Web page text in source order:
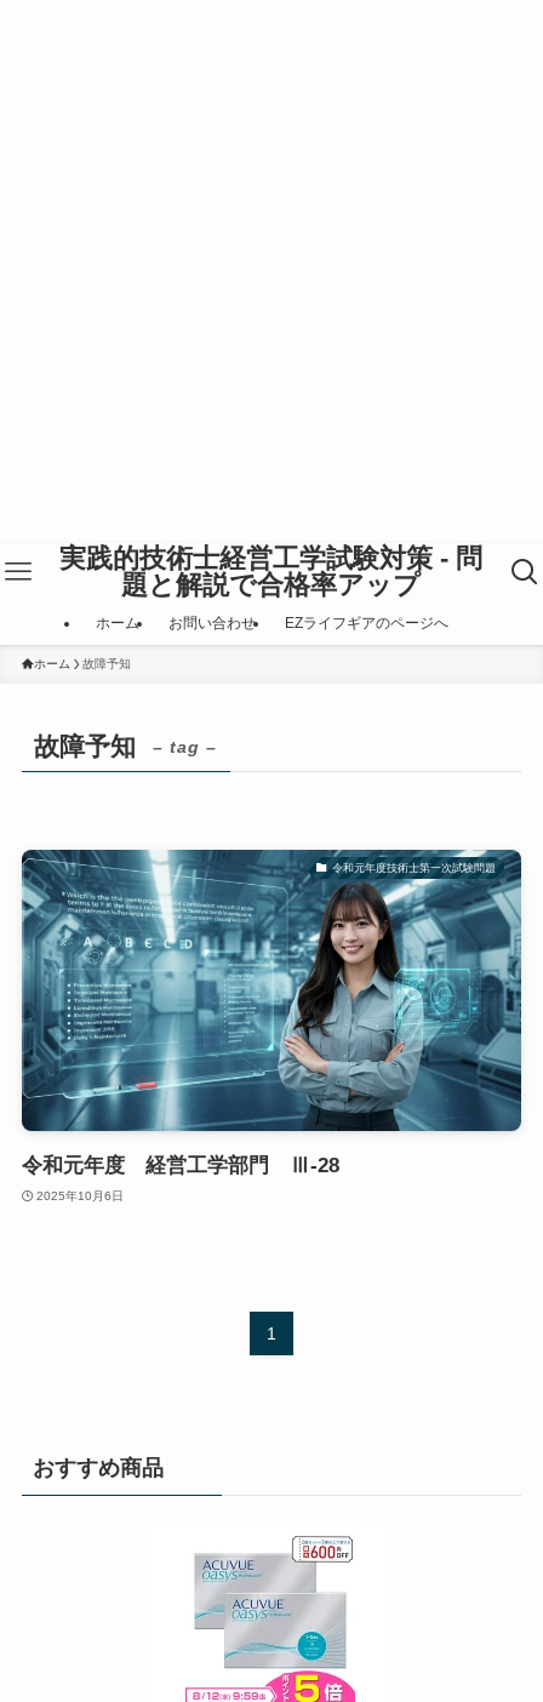
実践的技術士経営工学試験対策 - 問
題と解説で合格率アップ
ホーム お問い合わせ EZライフギアのページへ
ホーム 故障予知
故障予知 – tag –
令和元年度技術士第一次試験問題
令和元年度 経営工学部門 Ⅲ-28
2025年10月6日
1
おすすめ商品